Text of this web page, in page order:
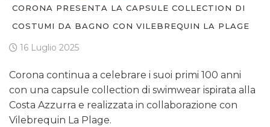
CORONA PRESENTA LA CAPSULE COLLECTION DI
COSTUMI DA BAGNO CON VILEBREQUIN LA PLAGE
16 Luglio 2025
Corona continua a celebrare i suoi primi 100 anni
con una capsule collection di swimwear ispirata alla
Costa Azzurra e realizzata in collaborazione con
Vilebrequin La Plage.